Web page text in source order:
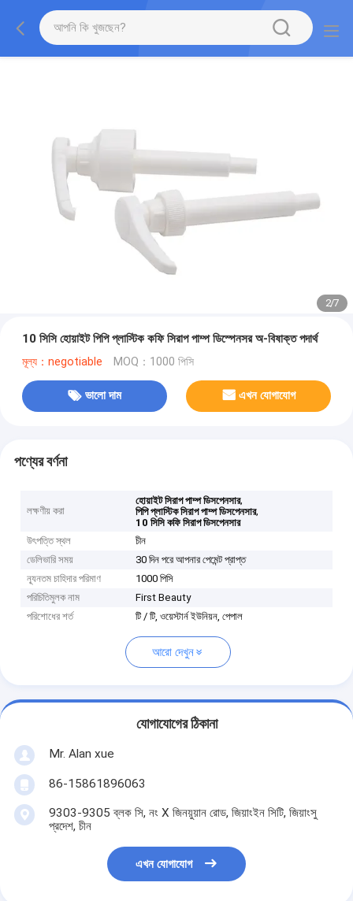
2/7
10 সিসি হোয়াইট পিপি প্লাস্টিক কফি সিরাপ পাম্প ডিস্পেনসর অ-বিষাক্ত পদার্থ
মূল্য：negotiable MOQ：1000 পিসি
ভালো দাম এখন যোগাযোগ
পণ্যের বর্ণনা
লক্ষণীয় করা
হোয়াইট সিরাপ পাম্প ডিসপেনসার,
পিপি প্লাস্টিক সিরাপ পাম্প ডিসপেনসার,
10 সিসি কফি সিরাপ ডিসপেনসার
উৎপত্তি স্থল
চীন
ডেলিভারি সময়
30 দিন পরে আপনার পেমেন্ট প্রাপ্ত
ন্যূনতম চাহিদার পরিমাণ
1000 পিসি
পরিচিতিমুলক নাম
First Beauty
পরিশোধের শর্ত
টি / টি, ওয়েস্টার্ন ইউনিয়ন, পেপাল
আরো দেখুন
যোগাযোগের ঠিকানা
Mr. Alan xue
86-15861896063
9303-9305 ব্লক সি, নং X জিনয়ুয়ান রোড, জিয়াংইন সিটি, জিয়াংসু
প্রদেশ, চীন
এখন যোগাযোগ